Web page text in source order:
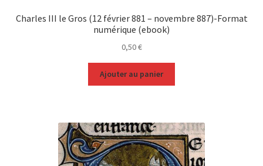
Charles III le Gros (12 février 881 – novembre 887)-Format
numérique (ebook)
0,50€
Ajouter au panier